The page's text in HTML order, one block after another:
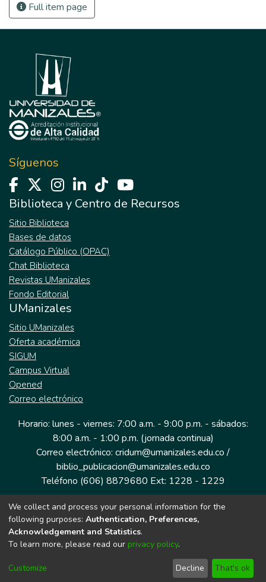
Full item page
Síguenos
Biblioteca y Centro de Recursos
Sitio Biblioteca
Bases de datos
Catálogo Público (OPAC)
Chat Biblioteca
Revistas UManizales
Fondo Editorial
UManizales
Sitio UManizales
Oferta académica
SIGUM
Campus Virtual
Opened
Correo electrónico
Horario: lunes - viernes: 7:00 a.m. - 9:00 p.m. - sábados:
8:00 a.m. - 1:00 p.m. (jornada continua)
Correo electrónico: cridum@umanizales.edu.co /
biblio_publicacion@umanizales.edu.co
Teléfono (606) 8879680 Ext: 1228 - 1229
Dirección: Cra 9 a # 19-03 Edificio histórico, piso 1
Manizales, Caldas
Colombia.
Tecnología DSpace implementada por
We collect and process your personal information for the
following purposes: Authentication, Preferences,
Acknowledgement and Statistics.
To learn more, please read our privacy policy.
Customize Decline That's ok